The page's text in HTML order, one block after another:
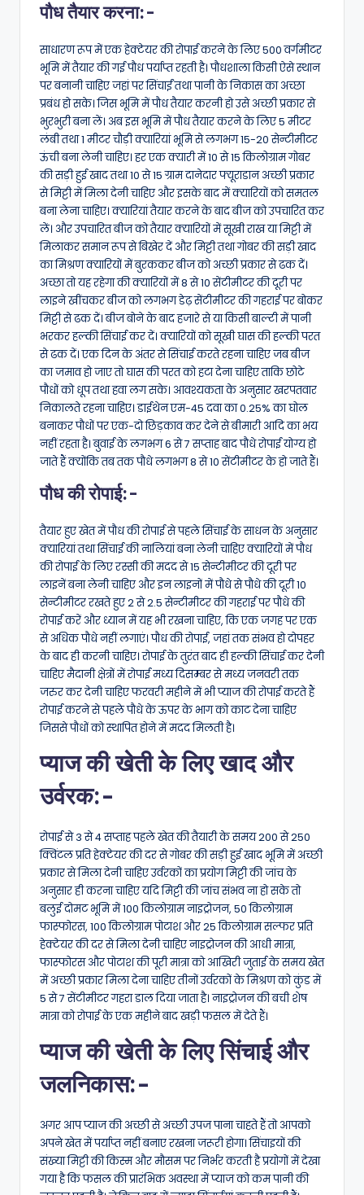
पौध तैयार करना:-
साधारण रूप में एक हेक्टेयर की रोपाई करने के लिए 500 वर्गमीटर
भूमि में तैयार की गई पौध पर्याप्त रहती है। पौधशाला किसी ऐसे स्थान
पर बनानी चाहिए जहां पर सिंचाईं तथा पानी के निकास का अच्छा
प्रबंध हो सके। जिस भूमि में पौध तैयार करनी हो उसे अच्छी प्रकार से
भुरभुरी बना लें। अब इस भूमि में पौध तैयार करने के लिए 5 मीटर
लंबी तथा 1 मीटर चौड़ी क्यारियां भूमि से लगभग 15-20 सेन्टीमीटर
ऊंची बना लेनी चाहिए। हर एक क्यारी में 10 से 15 किलोग्राम गोबर
की सड़ी हुई खाद तथा 10 से 15 ग्राम दानेदार फ्यूराडान अच्छी प्रकार
से मिट्टी में मिला देनी चाहिए और इसके बाद में क्यारियों को समतल
बना लेना चाहिए। क्यारियां तैयार करने के बाद बीज को उपचारित कर
लें। और उपचारित बीज को तैयार क्यारियों में सूखी राख या मिट्टी में
मिलाकर समान रूप से बिखेर दें और मिट्टी तथा गोबर की सड़ी खाद
का मिश्रण क्यारियों में बुरककर बीज को अच्छी प्रकार से ढक दें।
अच्छा तो यह रहेगा की क्यारियों में 8 से 10 सेंटीमीटर की दूरी पर
लाइने खींचकर बीज को लगभग डेढ़ सेंटीमीटर की गहराई पर बोकर
मिट्टी से ढक दें। बीज बोने के बाद हजारे से या किसी बाल्टी में पानी
भरकर हल्की सिंचाई कर दें। क्यारियों को सूखी घास की हल्की परत
से ढक दें। एक दिन के अंतर से सिंचाई करते रहना चाहिए जब बीज
का जमाव हो जाए तो घास की परत को हटा देना चाहिए ताकि छोटे
पौधों को धूप तथा हवा लग सके। आवश्यकता के अनुसार खरपतवार
निकालते रहना चाहिए। डाईथेन एम-45 दवा का 0.25% का घोल
बनाकर पौधों पर एक-दो छिड़काव कर देने से बीमारी आदि का भय
नहीं रहता है। बुवाई के लगभग 6 से 7 सप्ताह बाद पौधे रोपाई योग्य हो
जाते हैं क्योंकि तब तक पौधे लगभग 8 से 10 सेंटीमीटर के हो जाते हैं।
पौध की रोपाई:-
तैयार हुए खेत में पौध की रोपाई से पहले सिंचाई के साधन के अनुसार
क्यारियां तथा सिंचाई की नालियां बना लेनी चाहिए क्यारियों में पौध
की रोपाई के लिए रस्सी की मदद से 15 सेन्टीमीटर की दूरी पर
लाइनें बना लेनी चाहिए और इन लाइनों में पौधे से पौधे की दूरी 10
सेन्टीमीटर रखते हुए 2 से 2.5 सेन्टीमीटर की गहराई पर पौधे की
रोपाई करें और ध्यान में यह भी रखना चाहिए, कि एक जगह पर एक
से अधिक पौधे नहीं लगाएं। पौध की रोपाई, जहां तक संभव हो दोपहर
के बाद ही करनी चाहिए। रोपाई के तुरंत बाद ही हल्की सिंचाई कर देनी
चाहिए मैदानी क्षेत्रों में रोपाई मध्य दिसम्बर से मध्य जनवरी तक
जरुर कर देनी चाहिए फरवरी महीने में भी प्याज की रोपाई करते हैं
रोपाई करने से पहले पौधे के ऊपर के भाग को काट देना चाहिए
जिससे पौधों को स्थापित होने में मदद मिलती है।
प्याज की खेती के लिए खाद और
उर्वरक:-
रोपाई से 3 से 4 सप्ताह पहले खेत की तैयारी के समय 200 से 250
क्विंटल प्रति हेक्टेयर की दर से गोबर की सड़ी हुई खाद भूमि में अच्छी
प्रकार से मिला देनी चाहिए उर्वरकों का प्रयोग मिट्टी की जांच के
अनुसार ही करना चाहिए यदि मिट्टी की जांच संभव ना हो सके तो
बलुई दोमट भूमि में 100 किलोग्राम नाइट्रोजन, 50 किलोग्राम
फास्फोरस, 100 किलोग्राम पोटाश और 25 किलोग्राम सल्फर प्रति
हेक्टेयर की दर से मिला देनी चाहिए नाइट्रोजन की आधी मात्रा,
फास्फोरस और पोटाश की पूरी मात्रा को आखिरी जुताई के समय खेत
में अच्छी प्रकार मिला देना चाहिए तीनों उर्वरकों के मिश्रण को कुंड में
5 से 7 सेंटीमीटर गहरा डाल दिया जाता है। नाइट्रोजन की बची शेष
मात्रा को रोपाई के एक महीने बाद खड़ी फसल में देते हैं।
प्याज की खेती के लिए सिंचाई और
जलनिकास:-
अगर आप प्याज की अच्छी से अच्छी उपज पाना चाहते हैं तो आपको
अपने खेत में पर्याप्त नहीं बनाए रखना जरूरी होगा। सिंचाइयों की
संख्या मिट्टी की किस्म और मौसम पर निर्भर करती है प्रयोगों में देखा
गया है कि फसल की प्रारंभिक अवस्था में प्याज को कम पानी की